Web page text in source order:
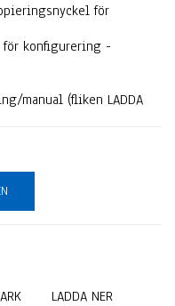
för
för konfigurering -
manual (fliken LADDA
LADDA NER